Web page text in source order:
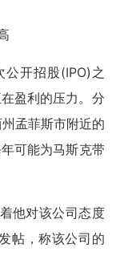
开招股(IPO)之
盈利的压力。分
孟菲斯市附近的
可能为马斯克带
他对该公司态度
帖，称该公司的